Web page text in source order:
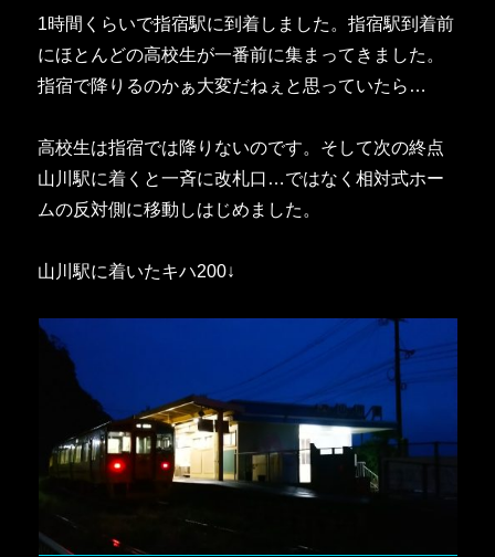
1時間くらいで指宿駅に到着しました。指宿駅到着前
にほとんどの高校生が一番前に集まってきました。
指宿で降りるのかぁ大変だねぇと思っていたら…
高校生は指宿では降りないのです。そして次の終点
山川駅に着くと一斉に改札口…ではなく相対式ホー
ムの反対側に移動しはじめました。
山川駅に着いたキハ200↓